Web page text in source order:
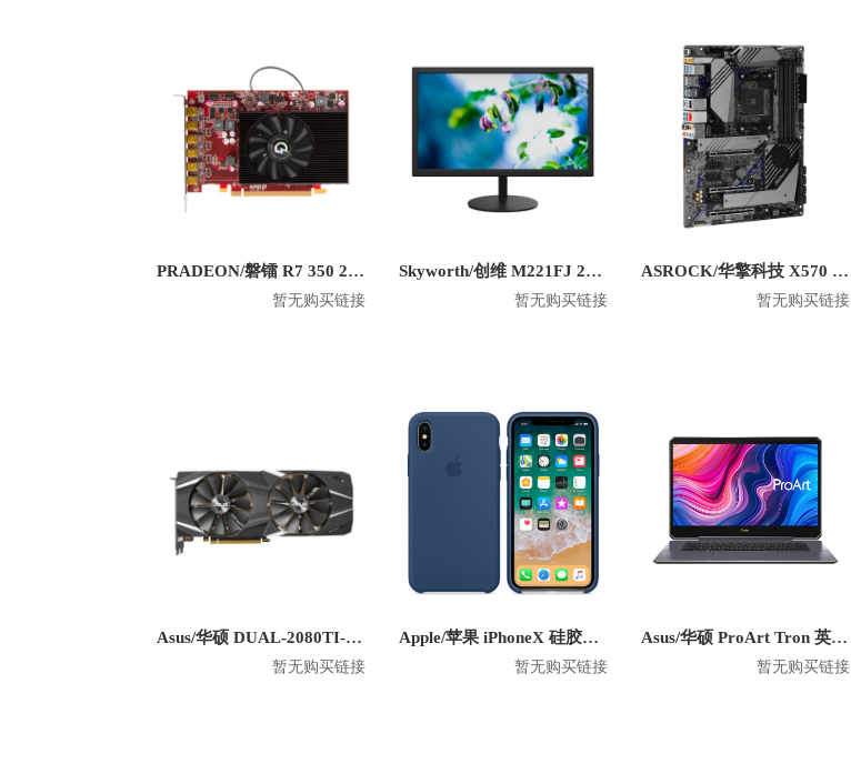
PRADEON/磐镭 R7 350 2G 6miniDP 六屏显卡
暂无购买链接
Skyworth/创维 M221FJ 21.5英寸 1080P平面显示器
暂无购买链接
ASROCK/华擎科技 X570 Creator 主板
暂无购买链接
Asus/华硕 DUAL-2080TI-O11G 显卡
暂无购买链接
Apple/苹果 iPhoneX 硅胶防摔手机壳
暂无购买链接
Asus/华硕 ProArt Tron 英特尔版 2020款 15.6英寸笔记本
暂无购买链接